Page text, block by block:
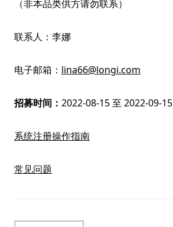
（非本品类供方请勿联系）
联系人：李娜
电子邮箱： lina66@longi.com
招募时间： 2022-08-15 至 2022-09-15
系统注册操作指南
常见问题